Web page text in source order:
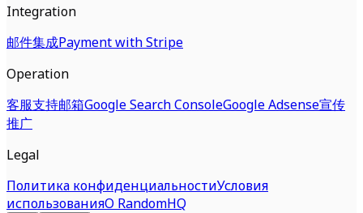
Integration
邮件集成Payment with Stripe
Operation
客服支持邮箱Google Search ConsoleGoogle Adsense宣传
推广
Legal
Политика конфиденциальностиУсловия
использованияО RandomHQ